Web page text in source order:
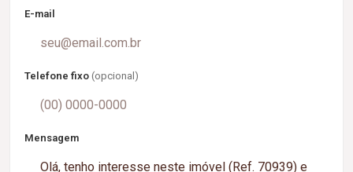
E-mail
Telefone fixo (opcional)
Mensagem